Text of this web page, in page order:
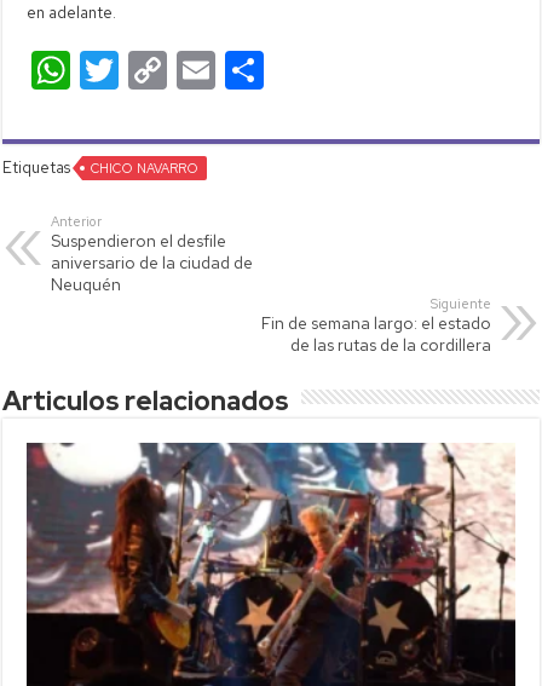
en adelante.
W
at
s
A
p
p
T
tt
er
C
p
y
Li
nk
E
ail m
Etiquetas CHICO NAVARRO
Anterior
Suspendieron el desfile
aniversario de la ciudad de
Neuquén
Siguiente
Fin de semana largo: el estado
de las rutas de la cordillera
Articulos relacionados